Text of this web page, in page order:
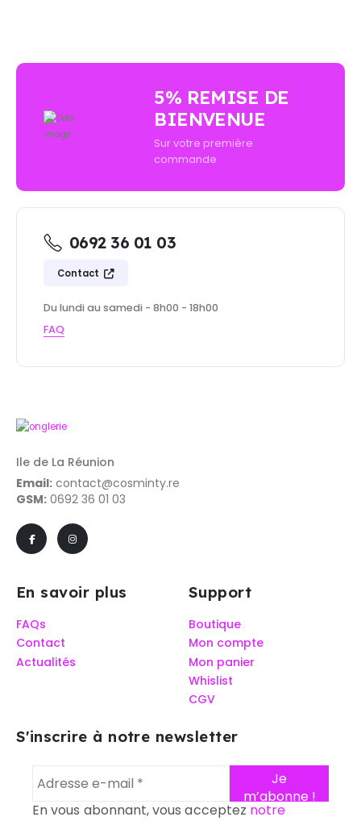
5% REMISE DE
BIENVENUE
Sur votre première
commande
0692 36 01 03
Contact
Du lundi au samedi - 8h00 - 18h00
FAQ
Ile de La Réunion
Email: contact@cosminty.re
GSM: 0692 36 01 03
En savoir plus
FAQs
Contact
Actualités
Support
Boutique
Mon compte
Mon panier
Whislist
CGV
S'inscrire à notre newsletter
En vous abonnant, vous acceptez notre